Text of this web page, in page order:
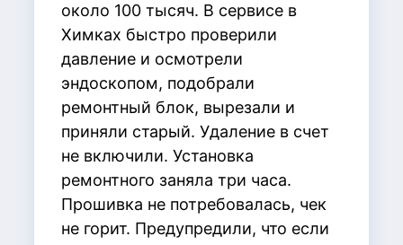
около 100 тысяч. В сервисе в
Химках быстро проверили
давление и осмотрели
эндоскопом, подобрали
ремонтный блок, вырезали и
приняли старый. Удаление в счет
не включили. Установка
ремонтного заняла три часа.
Прошивка не потребовалась, чек
не горит. Предупредили, что если